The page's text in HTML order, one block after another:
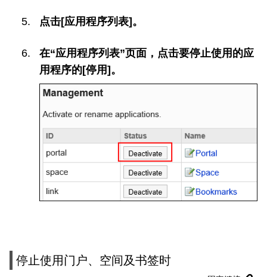
点击[应用程序列表]。
在“应用程序列表”页面，点击要停止使用的应
用程序的[停用]。
停止使用门户、空间及书签时